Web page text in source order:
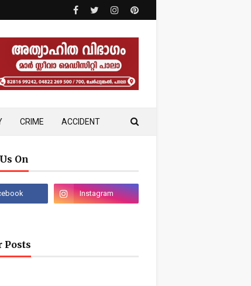
CRIME ACCIDENT
On
Posts